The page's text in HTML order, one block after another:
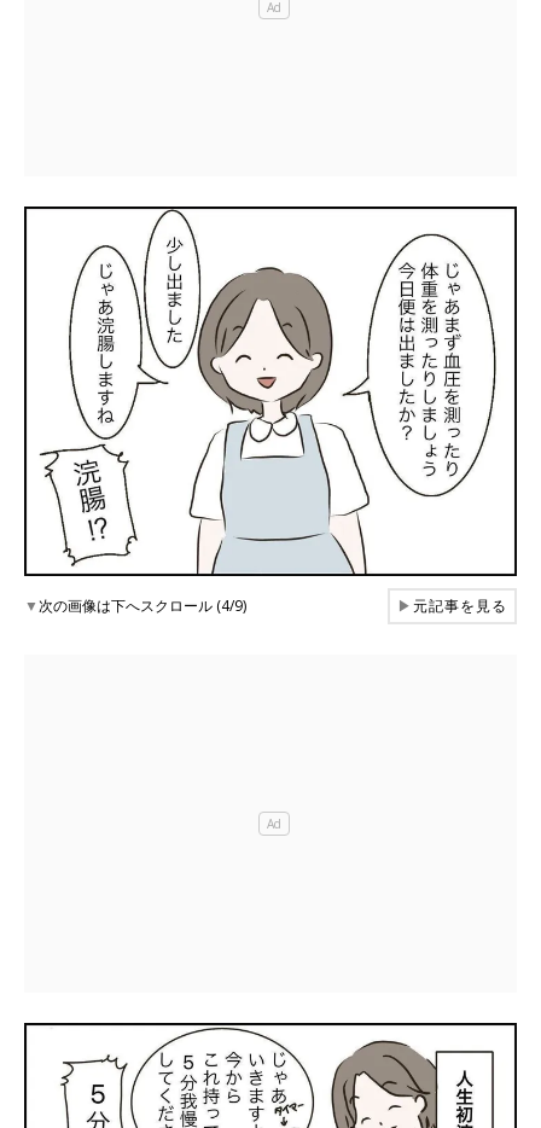
▼次の画像は下へスクロール (4/9) ▶元記事を見る